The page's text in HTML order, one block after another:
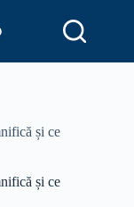
și ce
și ce